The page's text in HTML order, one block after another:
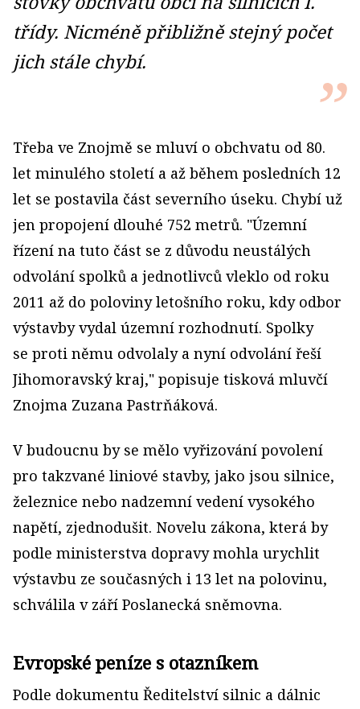
třídy. Nicméně přibližně stejný počet
jich stále chybí.
Třeba ve Znojmě se mluví o obchvatu od 80.
let minulého století a až během posledních 12
let se postavila část severního úseku. Chybí už
jen propojení dlouhé 752 metrů. "Územní
řízení na tuto část se z důvodu neustálých
odvolání spolků a jednotlivců vleklo od roku
2011 až do poloviny letošního roku, kdy odbor
výstavby vydal územní rozhodnutí. Spolky
se proti němu odvolaly a nyní odvolání řeší
Jihomoravský kraj," popisuje tisková mluvčí
Znojma Zuzana Pastrňáková.
V budoucnu by se mělo vyřizování povolení
pro takzvané liniové stavby, jako jsou silnice,
železnice nebo nadzemní vedení vysokého
napětí, zjednodušit. Novelu zákona, která by
podle ministerstva dopravy mohla urychlit
výstavbu ze současných i 13 let na polovinu,
schválila v září Poslanecká sněmovna.
Evropské peníze s otazníkem
Podle dokumentu Ředitelství silnic a dálnic